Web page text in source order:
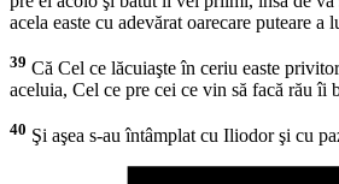
acela easte cu adevărat oarecare puteare a
39 Că Cel ce lăcuiaşte în ceriu easte
aceluia, Cel ce pre cei ce vin să facă rău îi
40 Şi aşea s-au întâmplat cu Iliodor şi cu